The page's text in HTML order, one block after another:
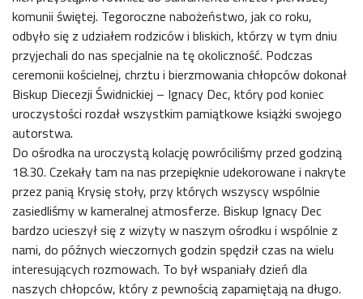
komunii świętej. Tegoroczne nabożeństwo, jak co roku,
odbyło się z udziałem rodziców i bliskich, którzy w tym dniu
przyjechali do nas specjalnie na tę okoliczność. Podczas
ceremonii kościelnej, chrztu i bierzmowania chłopców dokonał
Biskup Diecezji Świdnickiej – Ignacy Dec, który pod koniec
uroczystości rozdał wszystkim pamiątkowe książki swojego
autorstwa.
Do ośrodka na uroczystą kolację powróciliśmy przed godziną
18.30. Czekały tam na nas przepięknie udekorowane i nakryte
przez panią Krysię stoły, przy których wszyscy wspólnie
zasiedliśmy w kameralnej atmosferze. Biskup Ignacy Dec
bardzo ucieszył się z wizyty w naszym ośrodku i wspólnie z
nami, do późnych wieczornych godzin spędził czas na wielu
interesujących rozmowach. To był wspaniały dzień dla
naszych chłopców, który z pewnością zapamiętają na długo.